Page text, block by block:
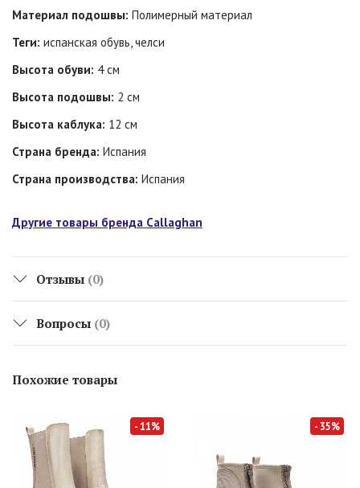
Материал подошвы: Полимерный материал
Теги: испанская обувь, челси
Высота обуви: 4 см
Высота подошвы: 2 см
Высота каблука: 12 см
Страна бренда: Испания
Страна производства: Испания
Другие товары бренда Callaghan
Отзывы (0)
Вопросы (0)
Похожие товары
- 11% - 35%